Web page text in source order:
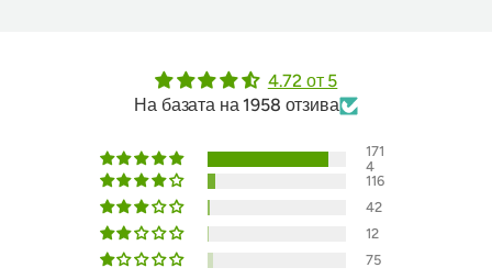
4.72 от 5
На базата на 1958 отзива
171
4
116
42
12
75